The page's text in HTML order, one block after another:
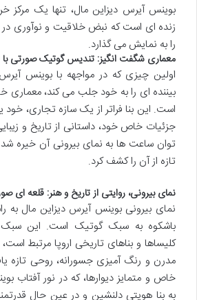
بوینس آیرس دیزاین مال، تنها یک مرکز
زنده ای است که نبض خلاقیت و نوآوری در
را به نمایش می گذارد.
معماری شگفت انگیز: تندیس گوتیک صورتی
اولین چیزی که در مواجهه با بوینس
بیننده ای را به خود جلب می کند، معماری
است. این بنا فراتر از یک سازه تجاری،
جزئیات خاص خود، داستانی از تاریخ و
توان ساعت ها به نمای بیرونی آن خیره شد
تازه از آن را کشف کرد.
نمای بیرونی، روایتی از تاریخ و هنر: قلعه ای
نمای بیرونی بوینس آیرس دیزاین مال به
باشکوه به سبک گوتیک است. این سبک
کلیساها و بناهای تاریخی اروپا مرتبط
مدرن و رنگ آمیزی جسورانه، روحی تازه
خاص و متمایز دیوارها، که در نور آفتاب
به بنا هویتی دلنشین و در عین حال